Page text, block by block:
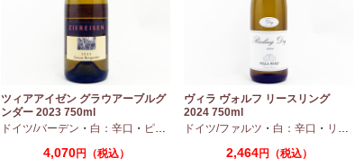
ツィアアイゼン グラウアーブルグ
ンダー 2023 750ml
ドイツ/バーデン ・ 白：辛口 ・ ピノグリ
4,070円（税込）
ヴィラ ヴォルフ リースリング
2024 750ml
ドイツ/ファルツ ・ 白：辛口 ・ リースリング
2,464円（税込）